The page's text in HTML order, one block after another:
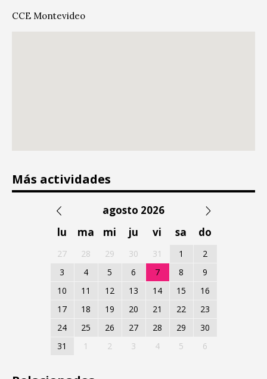
CCE Montevideo
Más actividades
agosto 2026
lu
ma mi ju vi sa do
27 28 29 30 31 1
2
3
4 5 6 7 8
9
10
11 12 13 14 15
16
17
18 19 20 21 22
23
24
25 26 27 28 29
30
31
1 2 3 4 5 6